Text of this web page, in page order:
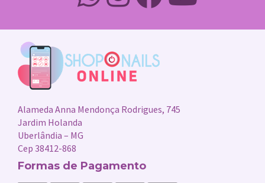
Alameda Anna Mendonça Rodrigues, 745
Jardim Holanda
Uberlândia – MG
Cep 38412-868
Formas de Pagamento